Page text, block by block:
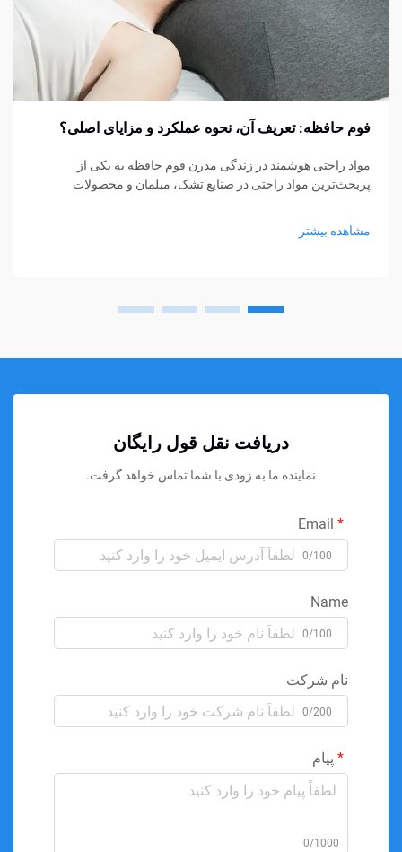
فوم حافظه: تعریف آن، نحوه عملکرد و مزایای اصلی؟
مواد راحتی هوشمند در زندگی مدرن فوم حافظه به یکی از
پربحث‌ترین مواد راحتی در صنایع تشک، مبلمان و محصولات
مشاهده بیشتر
دریافت نقل قول رایگان
نماینده ما به زودی با شما تماس خواهد گرفت.
0/100
Name
0/100
نام شرکت
0/200
پیام
0/1000